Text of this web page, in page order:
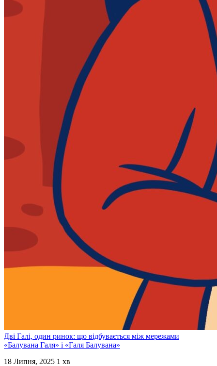
Дві Галі, один ринок: що відбувається між мережами
«Балувана Галя» і «Галя Балувана»
18 Липня, 2025 1 хв